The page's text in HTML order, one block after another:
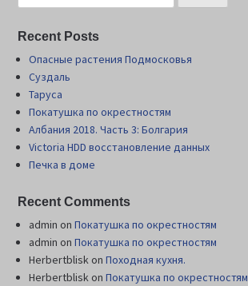
Recent Posts
Опасные растения Подмосковья
Суздаль
Таруса
Покатушка по окрестностям
Албания 2018. Часть 3: Болгария
Victoria HDD восстановление данных
Печка в доме
Recent Comments
admin onПокатушка по окрестностям
admin onПокатушка по окрестностям
HerbertbliskonПоходная кухня.
HerbertbliskonПокатушка по окрестностям